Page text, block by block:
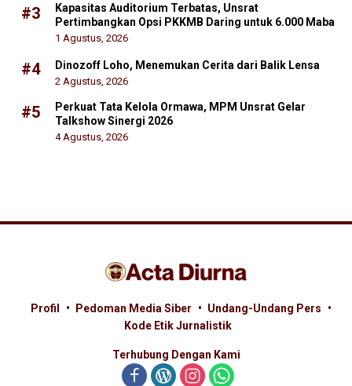
#3
Kapasitas Auditorium Terbatas, Unsrat
Pertimbangkan Opsi PKKMB Daring untuk 6.000 Maba
1 Agustus, 2026
#4 Dinozoff Loho, Menemukan Cerita dari Balik Lensa
2 Agustus, 2026
#5
Perkuat Tata Kelola Ormawa, MPM Unsrat Gelar
Talkshow Sinergi 2026
4 Agustus, 2026
Profil Pedoman Media Siber
Undang-Undang Pers
Kode Etik Jurnalistik
Terhubung Dengan Kami